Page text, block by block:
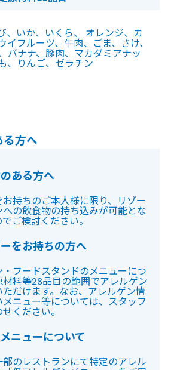
、いか、いくら、 オレンジ、カ
イフルーツ、牛肉、ごま、さけ、
バナナ、豚肉、マカダミアナッ
、りんご、ゼラチン
る方へ
ある方へ
持ちのご本人様に限り、リゾー
への飲食物の持ち込みが可能とな
ご検討ください。
をお持ちの方へ
フードスタンドのメニューにつ
材料等28品目の範囲でアレルゲン
だけます。 なお、アレルゲン情
ニュー等については、スタッフ
ください。
ニューについて
部のレストランにて特定のアレル